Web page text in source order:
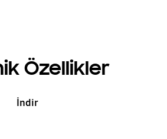
Özellikler
İndir